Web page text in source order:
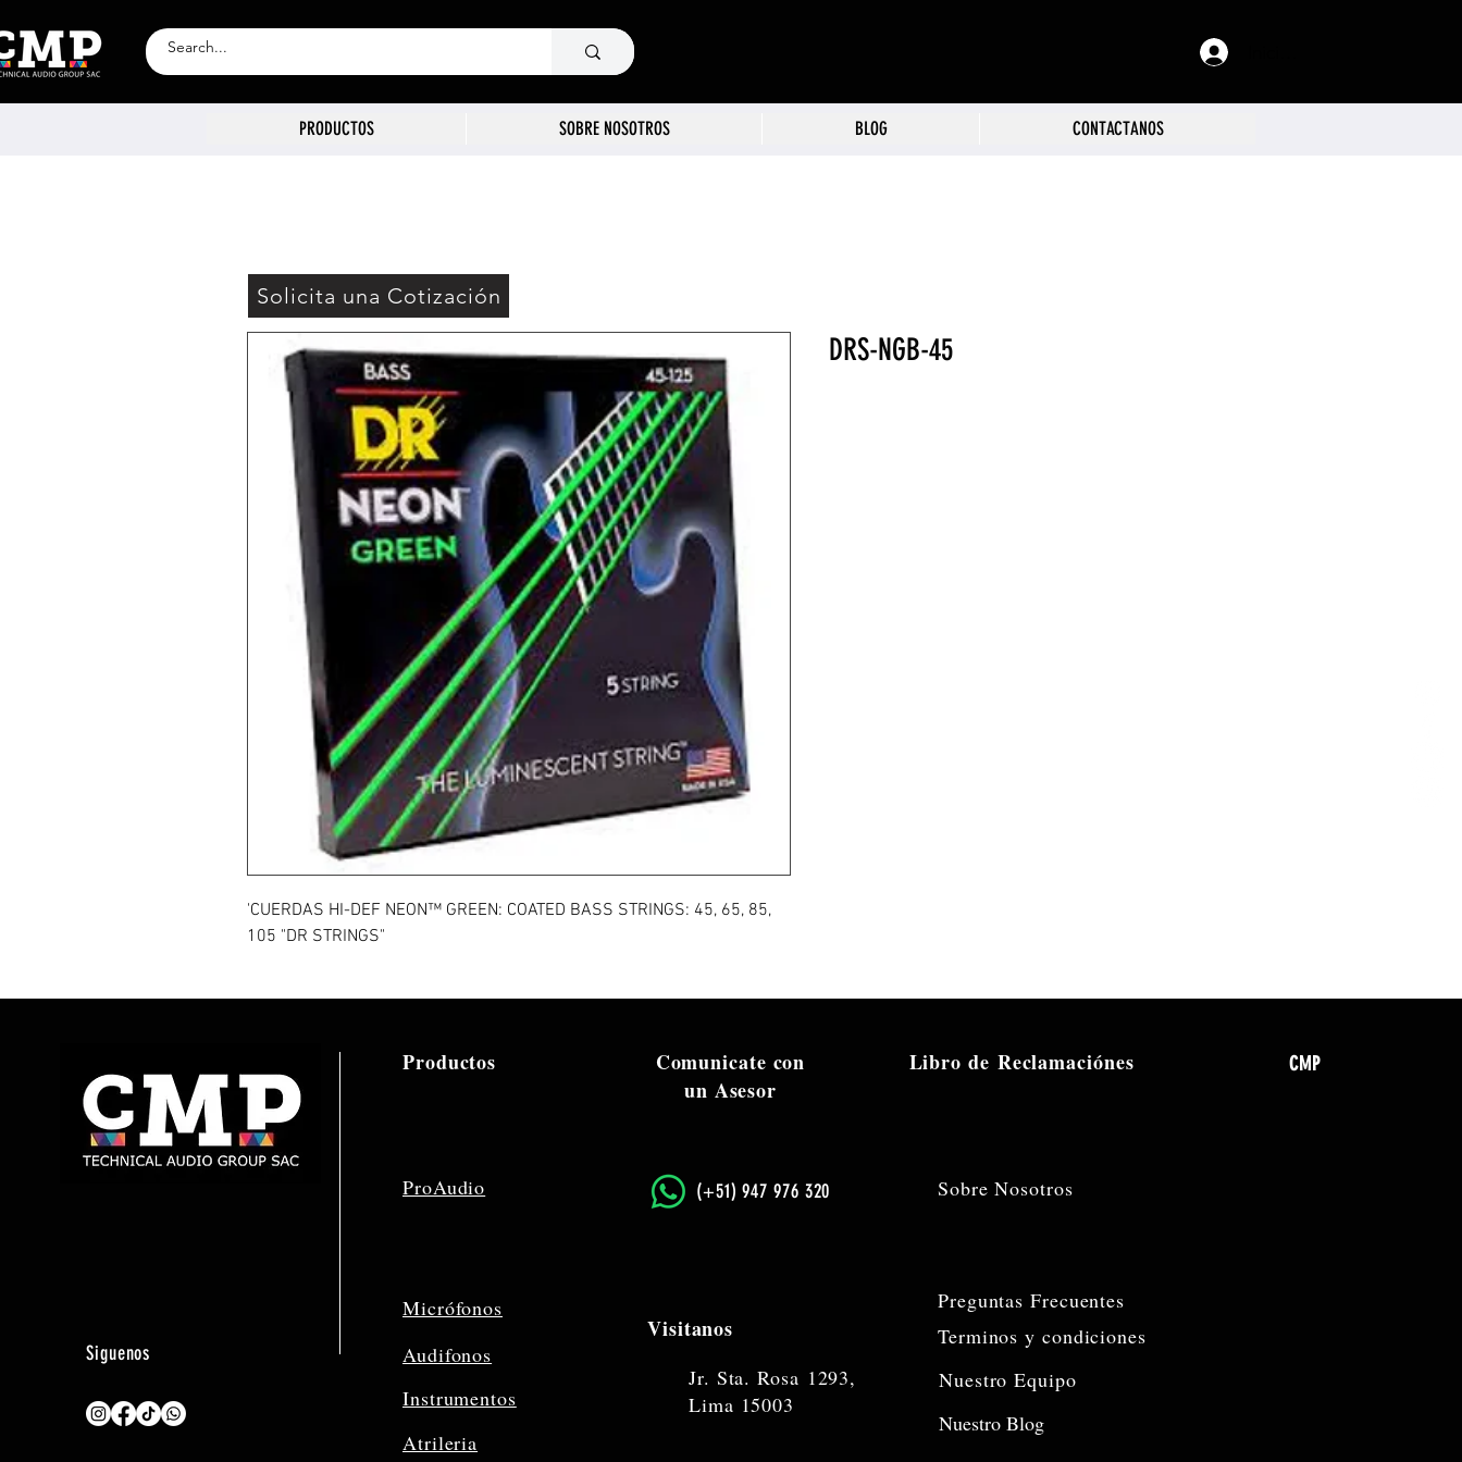
PRODUCTOS SOBRE NOSOTROS BLOG CONTACTANOS
'CUERDAS HI-DEF NEON™ GREEN: COATED BASS STRINGS: 45, 65, 85,
105 "DR STRINGS"
DRS-NGB-45
Solicita una Cotización
Siguenos
Productos
ProAudio
Micrófonos
Audifonos
Instrumentos
Atrileria
Comunicate con
un Asesor
Libro de Reclamaciónes CMP
​(+51) 947 976 320 Sobre Nosotros
Preguntas Frecuentes
Visitanos
Jr. Sta. Rosa 1293,
Lima 15003
Terminos y condiciones
Nuestro Equipo
Nuestro Blog